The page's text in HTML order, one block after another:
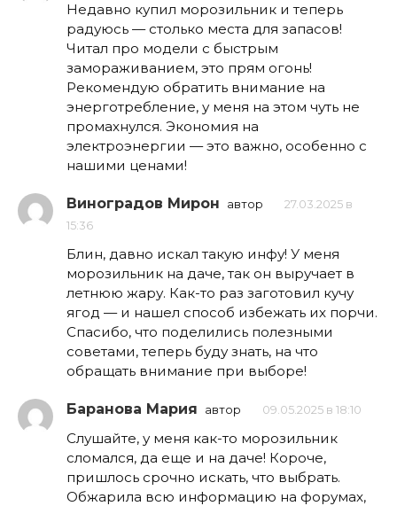
Недавно купил морозильник и теперь
радуюсь — столько места для запасов!
Читал про модели с быстрым
замораживанием, это прям огонь!
Рекомендую обратить внимание на
энерготребление, у меня на этом чуть не
промахнулся. Экономия на
электроэнергии — это важно, особенно с
нашими ценами!
Виноградов Мирон автор
27.03.2025 в
15:36
Блин, давно искал такую инфу! У меня
морозильник на даче, так он выручает в
летнюю жару. Как-то раз заготовил кучу
ягод — и нашел способ избежать их порчи.
Спасибо, что поделились полезными
советами, теперь буду знать, на что
обращать внимание при выборе!
Баранова Мария автор 09.05.2025 в 18:10
Слушайте, у меня как-то морозильник
сломался, да еще и на даче! Короче,
пришлось срочно искать, что выбрать.
Обжарила всю информацию на форумах,